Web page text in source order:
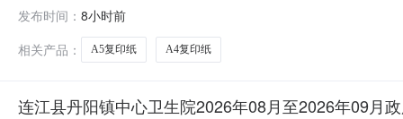
址：广东省揭阳市揭东区曲溪街道金溪大道中段联系方
发布时间： 8小时前
相关产品：
A5复印纸 A4复印纸
连江县丹阳镇中心卫生院2026年08月至2026年09月